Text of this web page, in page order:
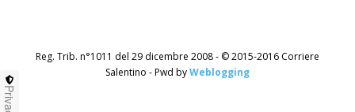
Reg. Trib. n°1011 del 29 dicembre 2008 - © 2015-2016 Corriere
Salentino - Pwd byWeblogging
Privacy